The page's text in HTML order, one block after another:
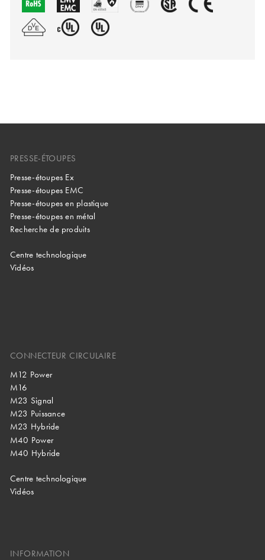
PRESSE-ÉTOUPES
Presse-étoupes Ex
Presse-étoupes EMC
Presse-étoupes en plastique
Presse-étoupes en métal
Recherche de produits
Centre technologique
Vidéos
CONNECTEUR CIRCULAIRE
M12 Power
M16
M23 Signal
M23 Puissance
M23 Hybride
M40 Power
M40 Hybride
Centre technologique
Vidéos
INFORMATION